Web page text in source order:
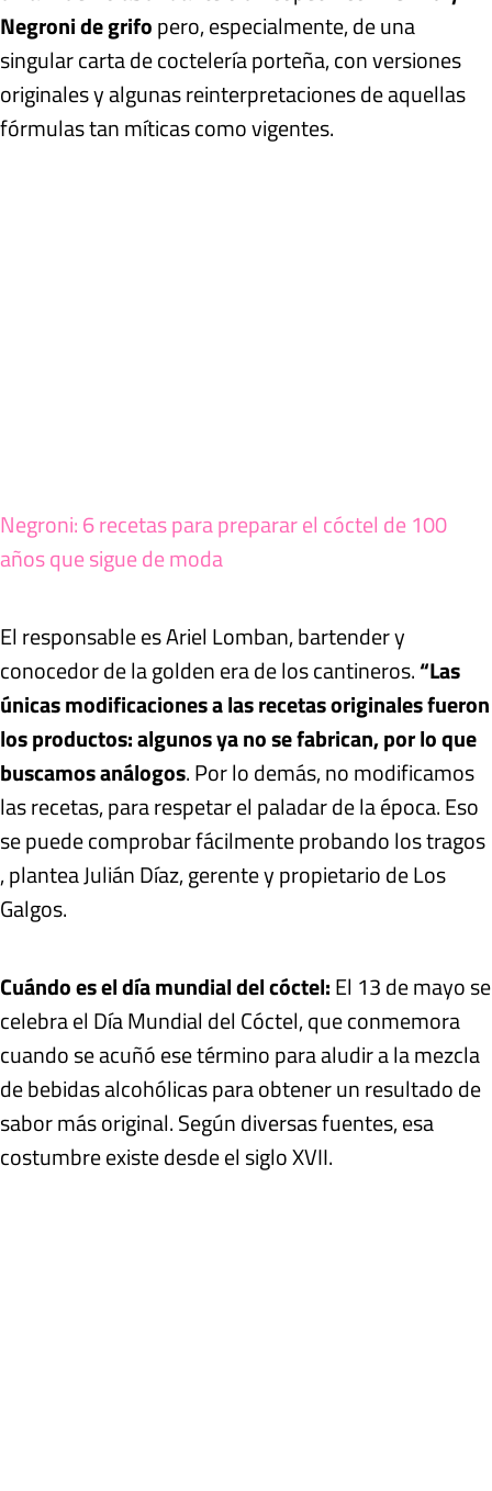
Negroni de grifopero, especialmente, de una
singular carta de coctelería porteña, con versiones
originales y algunas reinterpretaciones de aquellas
fórmulas tan míticas como vigentes.
Negroni: 6 recetas para preparar el cóctel de 100
años que sigue de moda
El responsable es Ariel Lomban, bartender y
conocedor de la golden era de los cantineros.“Las
únicas modificaciones a las recetas originales fueron
los productos: algunos ya no se fabrican, por lo que
buscamos análogos. Por lo demás, no modificamos
las recetas, para respetar el paladar de la época. Eso
se puede comprobar fácilmente probando los tragos
, plantea Julián Díaz, gerente y propietario de Los
Galgos.
Cuándo es el día mundial del cóctel:El 13 de mayo se
celebra el Día Mundial del Cóctel, que conmemora
cuando se acuñó ese término para aludir a la mezcla
de bebidas alcohólicas para obtener un resultado de
sabor más original. Según diversas fuentes, esa
costumbre existe desde el siglo XVII.